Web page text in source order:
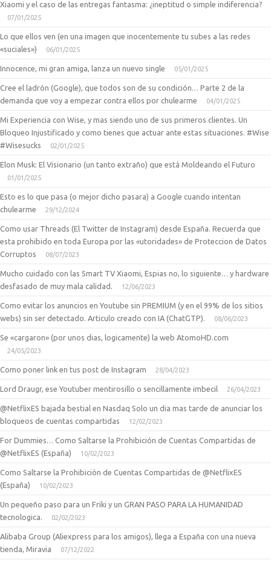
Xiaomi y el caso de las entregas fantasma: ¿ineptitud o simple indiferencia?
07/01/2025
Lo que ellos ven (en una imagen que inocentemente tu subes a las redes
«suciales»)
06/01/2025
Innocence, mi gran amiga, lanza un nuevo single 05/01/2025
Cree el ladrón (Google), que todos son de su condición… Parte 2 de la
demanda que voy a empezar contra ellos por chulearme
04/01/2025
Mi Experiencia con Wise, y mas siendo uno de sus primeros clientes. Un
Bloqueo Injustificado y como tienes que actuar ante estas situaciones. #Wise
#Wisesucks
02/01/2025
Elon Musk: El Visionario (un tanto extraño) que está Moldeando el Futuro
01/01/2025
Esto es lo que pasa (o mejor dicho pasara) a Google cuando intentan
chulearme
29/12/2024
Como usar Threads (El Twitter de Instagram) desde España. Recuerda que
esta prohibido en toda Europa por las «utoridades» de Proteccion de Datos
Corruptos
08/07/2023
Mucho cuidado con las Smart TV Xiaomi, Espias no, lo siguiente… y hardware
desfasado de muy mala calidad.
12/06/2023
Como evitar los anuncios en Youtube sin PREMIUM (y en el 99% de los sitios
webs) sin ser detectado. Articulo creado con IA (ChatGTP).
08/06/2023
Se «cargaron» (por unos dias, logicamente) la web AtomoHD.com
24/05/2023
Como poner link en tus post de Instagram 28/04/2023
Lord Draugr, ese Youtuber mentirosillo o sencillamente imbecil 26/04/2023
@NetflixES bajada bestial en Nasdaq Solo un dia mas tarde de anunciar los
bloqueos de cuentas compartidas
12/02/2023
For Dummies… Como Saltarse la Prohibición de Cuentas Compartidas de
@NetflixES (España)
10/02/2023
Como Saltarse la Prohibición de Cuentas Compartidas de @NetflixES
(España)
10/02/2023
Un pequeño paso para un Friki y un GRAN PASO PARA LA HUMANIDAD
tecnologica.
02/02/2023
Alibaba Group (Aliexpress para los amigos), llega a España con una nueva
tienda, Miravia
07/12/2022